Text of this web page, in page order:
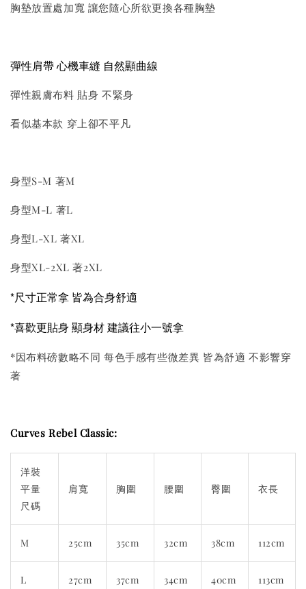
胸墊放置處加寬 讓您隨心所欲更換各種胸墊
彈性肩帶心機車縫 自然顯曲線
彈性親膚布料 貼身 不緊身
看似基本款 穿上卻不平凡
身型S-M 著M
身型M-L 著L
身型L-XL 著XL
身型XL-2XL 著2XL
*尺寸正常拿 皆為合身舒適
*喜歡更貼身 顯身材 建議往小一號拿
*因布料磅數略不同 每色手感有些微差異 皆為舒適 不影響穿
著
Curves Rebel Classic:
洋裝
平量
尺碼
肩寬 胸圍 腰圍 臀圍 衣長
M 25cm 35cm 32cm 38cm 112cm
L 27cm 37cm 34cm 40cm 113cm